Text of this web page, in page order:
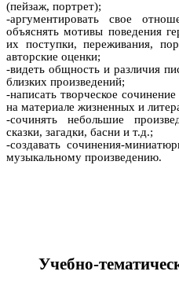
(пейзаж, портрет);
-аргументировать свое
объяснять мотивы поведения
их поступки, переживания,
авторские оценки;
-видеть общность и различия
близких произведений;
-написать творческое
на материале жизненных и
-сочинять небольшие
сказки, загадки, басни и т.д.;
-создавать сочинения-
музыкальному произведению.
Учебно-